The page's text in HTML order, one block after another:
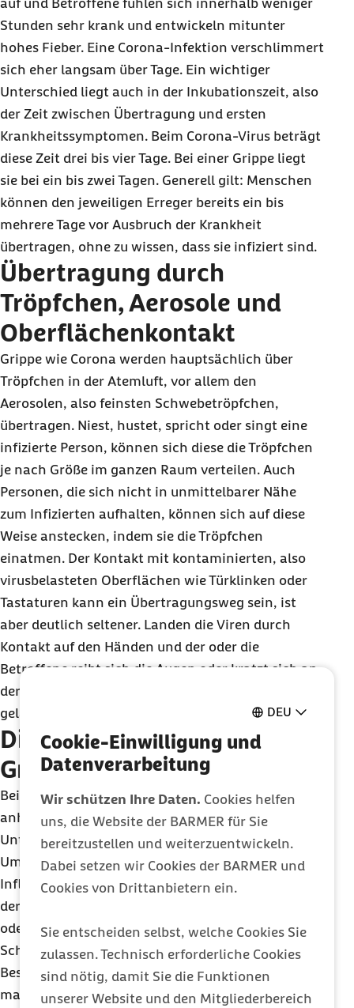
DEU
Cookie-Einwilligung und
Datenverarbeitung
Wir schützen Ihre Daten. Cookies helfen
uns, die Website der BARMER für Sie
bereitzustellen und weiterzuentwickeln.
Dabei setzen wir Cookies der BARMER und
Cookies von Drittanbietern ein.
Sie entscheiden selbst, welche Cookies Sie
zulassen. Technisch erforderliche Cookies
sind nötig, damit Sie die Funktionen
unserer Website und den Mitgliederbereich
auf und Betroffene fühlen sich innerhalb weniger
Stunden sehr krank und entwickeln mitunter
hohes Fieber. Eine Corona-Infektion verschlimmert
sich eher langsam über Tage. Ein wichtiger
Unterschied liegt auch in der Inkubationszeit, also
der Zeit zwischen Übertragung und ersten
Krankheitssymptomen. Beim Corona-Virus beträgt
diese Zeit drei bis vier Tage. Bei einer Grippe liegt
sie bei ein bis zwei Tagen. Generell gilt: Menschen
können den jeweiligen Erreger bereits ein bis
mehrere Tage vor Ausbruch der Krankheit
übertragen, ohne zu wissen, dass sie infiziert sind.
Übertragung durch
Tröpfchen, Aerosole und
Oberflächenkontakt
Grippe wie Corona werden hauptsächlich über
Tröpfchen in der Atemluft, vor allem den
Aerosolen, also feinsten Schwebetröpfchen,
übertragen. Niest, hustet, spricht oder singt eine
infizierte Person, können sich diese die Tröpfchen
je nach Größe im ganzen Raum verteilen. Auch
Personen, die sich nicht in unmittelbarer Nähe
zum Infizierten aufhalten, können sich auf diese
Weise anstecken, indem sie die Tröpfchen
einatmen. Der Kontakt mit kontaminierten, also
virusbelasteten Oberflächen wie Türklinken oder
Tastaturen kann ein Übertragungsweg sein, ist
aber deutlich seltener. Landen die Viren durch
Kontakt auf den Händen und der oder die
Betroffene reibt sich die Augen oder kratzt sich an
der Nase, können die Erreger auf die Schleimhäute
gelangen.
Diagnostische Tests für
Grippe und Corona
Bei der Grippe können Ärztinnen und Ärzte oft
anhand der Symptome und klinischer
Untersuchungen eine vorläufige Diagnose stellen.
Um zu bestätigen, ob es sich tatsächlich um das
Influenza- oder das Corona-Virus handelt, führt
der Arzt oder die Ärztin in der Regel einen Nasen-
oder Rachenabstrich durch. Ein Antigen-
Schnelltest reagiert dabei auf bestimmte
Bestandteile des jeweiligen Virus, übersieht aber
manchmal eine Infektion. Für einen genaueren